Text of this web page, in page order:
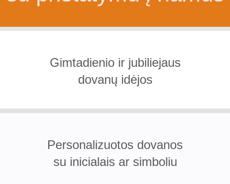
Gimtadienio ir jubiliejaus
dovanų idėjos
Personalizuotos dovanos
su inicialais ar simboliu